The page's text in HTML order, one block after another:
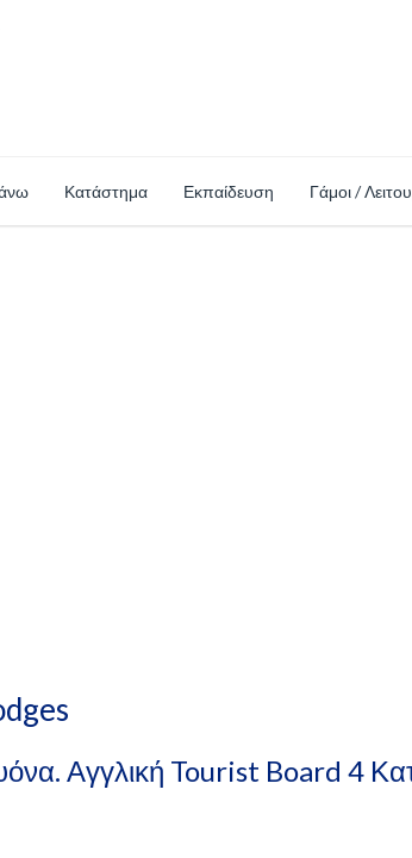
Κατάστημα Εκπαίδευση Γάμοι /
Αγγλική Tourist Board 4